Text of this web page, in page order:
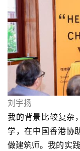
刘宇扬
我的背景比较复杂
学，在中国香港协
做建筑师。我的实